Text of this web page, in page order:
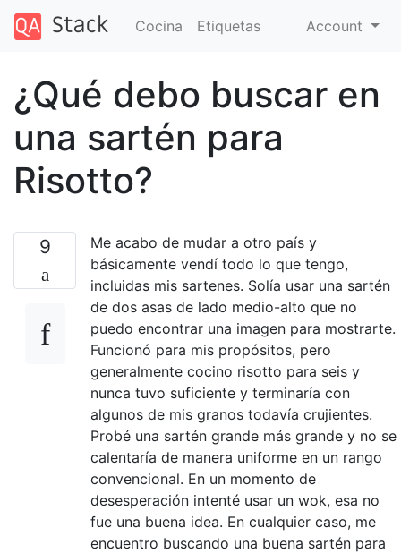
Cocina Etiquetas Account
¿Qué debo buscar en
una sartén para
Risotto?
9
Me acabo de mudar a otro país y
básicamente vendí todo lo que tengo,
incluidas mis sartenes. Solía ​​usar una sartén
de dos asas de lado medio-alto que no
puedo encontrar una imagen para mostrarte.
Funcionó para mis propósitos, pero
generalmente cocino risotto para seis y
nunca tuvo suficiente y terminaría con
algunos de mis granos todavía crujientes.
Probé una sartén grande más grande y no se
calentaría de manera uniforme en un rango
convencional. En un momento de
desesperación intenté usar un wok, esa no
fue una buena idea. En cualquier caso, me
encuentro buscando una buena sartén para